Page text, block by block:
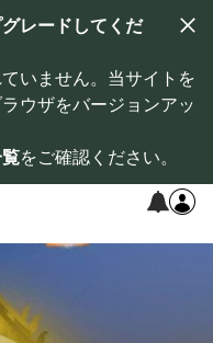
レードしてくだ
いません。当サイトを
ウザをバージョンアッ
をご確認ください。